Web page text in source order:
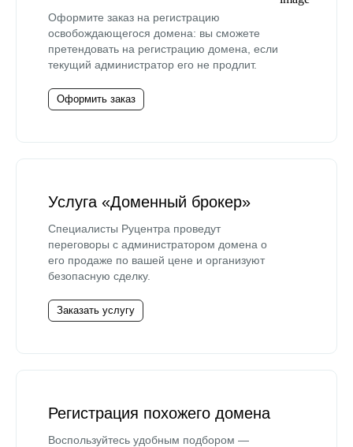
Оформите заказ на регистрацию
освобождающегося домена: вы сможете
претендовать на регистрацию домена, если
текущий администратор его не продлит.
Оформить заказ
Услуга «Доменный брокер»
Специалисты Руцентра проведут
переговоры с администратором домена о
его продаже по вашей цене и организуют
безопасную сделку.
Заказать услугу
Регистрация похожего домена
Воспользуйтесь удобным подбором —